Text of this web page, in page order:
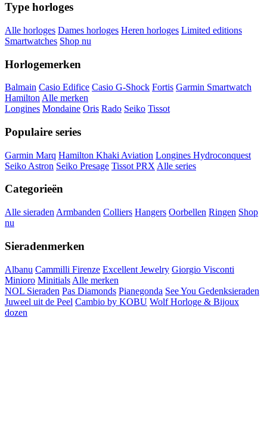
Type horloges
Alle horloges Dames horloges Heren horloges Limited editions
Smartwatches Shop nu
Horlogemerken
Balmain Casio Edifice Casio G-Shock Fortis Garmin Smartwatch
Hamilton Alle merken
Longines Mondaine Oris Rado Seiko Tissot
Populaire series
Garmin Marq Hamilton Khaki Aviation Longines Hydroconquest
Seiko Astron Seiko Presage Tissot PRX Alle series
Categorieën
Alle sieraden Armbanden Colliers Hangers Oorbellen Ringen Shop
nu
Sieradenmerken
Albanu Cammilli Firenze Excellent Jewelry Giorgio Visconti
Minioro Minitials Alle merken
NOL Sieraden Pas Diamonds Pianegonda See You Gedenksieraden
Juweel uit de Peel Cambio by KOBU Wolf Horloge & Bijoux
dozen